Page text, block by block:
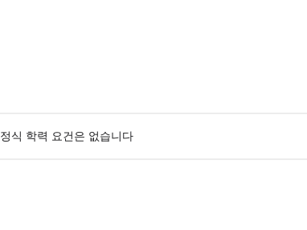
정식 학력 요건은 없습니다